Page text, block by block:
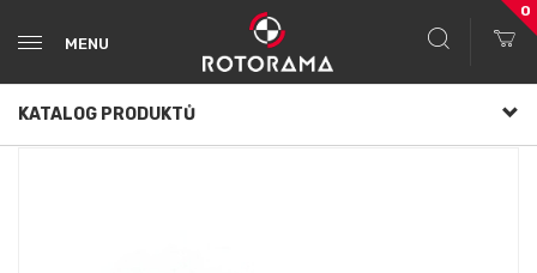
MENU
0
KATALOG PRODUKTŮ